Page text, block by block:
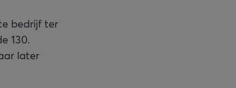
bedrijf ter
130.
later